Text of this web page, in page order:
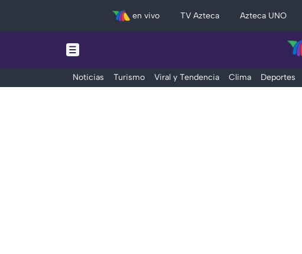
en vivo TV Azteca Azteca UNO
Noticias Turismo Viral y Tendencia Clima Deportes